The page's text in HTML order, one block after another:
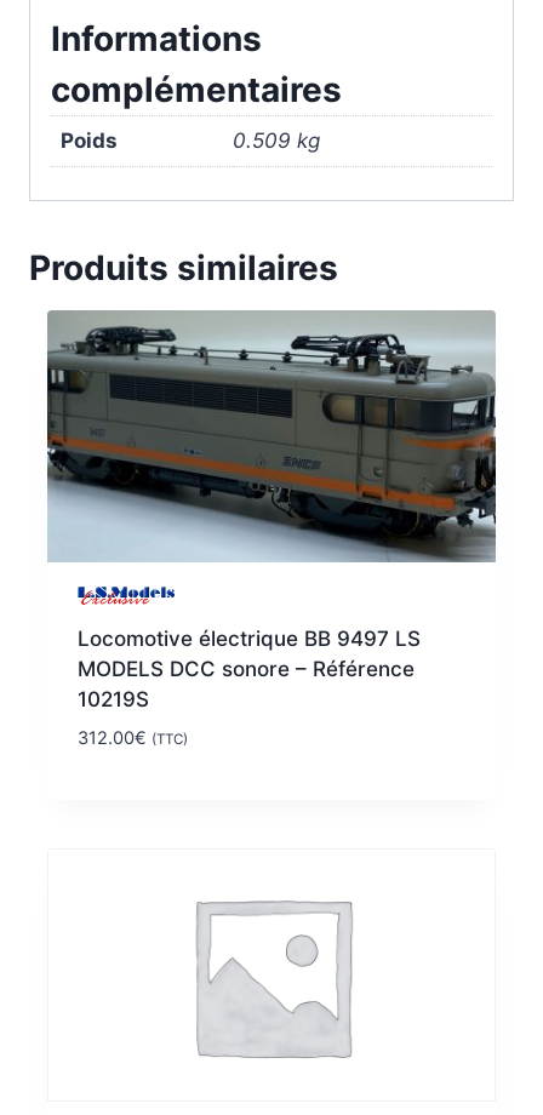
Informations
complémentaires
Poids 0.509 kg
Produits similaires
Locomotive électrique BB 9497 LS
MODELS DCC sonore – Référence
10219S
312.00€ (TTC)